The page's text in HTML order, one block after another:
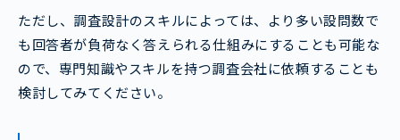
ただし、調査設計のスキルによっては、より多い設問数で
も回答者が負荷なく答えられる仕組みにすることも可能な
ので、専門知識やスキルを持つ調査会社に依頼することも
検討してみてください。